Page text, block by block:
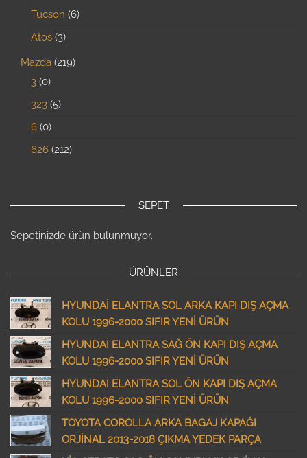
Tucson 6
Atos 3
Mazda 219
3 0
323 5
6 0
626 212
SEPET
Sepetinizde ürün bulunmuyor.
ÜRÜNLER
HYUNDAİ ELANTRA SOL ARKA KAPI DIŞ AÇMA
KOLU 1996-2000 SIFIR YENİ ÜRÜN
HYUNDAİ ELANTRA SAĞ ÖN KAPI DIŞ AÇMA
KOLU 1996-2000 SIFIR YENİ ÜRÜN
HYUNDAİ ELANTRA SOL ÖN KAPI DIŞ AÇMA
KOLU 1996-2000 SIFIR YENİ ÜRÜN
TOYOTA COROLLA ARKA BAGAJ KAPAĞI
ORJİNAL 2013-2018 ÇIKMA YEDEK PARÇA